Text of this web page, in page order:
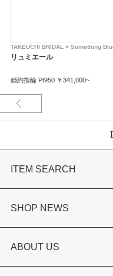
TAKEUCHI BRIDAL × Something
リュミエール
婚約指輪 Pt950 ￥341,000~
ITEM SEARCH
婚約指輪
結婚指輪
SHOP NEWS
選ばれる理由まとめ
ABOUT US